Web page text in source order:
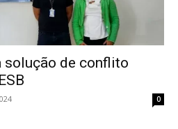
solução de conflito
0